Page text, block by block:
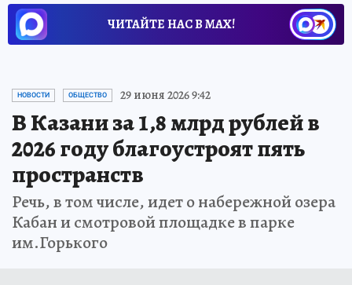
ЧИТАЙТЕ НАС В МАХ!
НОВОСТИ ОБЩЕСТВО 29 июня 2026 9:42
В Казани за 1,8 млрд рублей в
2026 году благоустроят пять
пространств
Речь, в том числе, идет о набережной озера
Кабан и смотровой площадке в парке
им.Горького